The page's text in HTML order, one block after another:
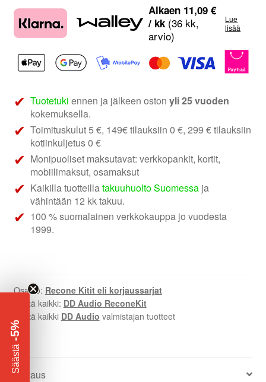
Redline
818f
D2
ReconeKit
määrä
Alkaen 11,09 €
/ kk(36 kk,
arvio)
Lue
lisää
Tuotetuki ennen ja jälkeen ostonyli 25 vuoden
kokemuksella.
Toimituskulut 5 €, 149€ tilauksiin 0 €, 299 € tilauksiin
kotiinkuljetus 0 €
Monipuoliset maksutavat: verkkopankit, kortit,
mobiilimaksut, osamaksut
Kaikilla tuotteillatakuuhuolto Suomessa ja
vähintään 12 kk takuu.
100 % suomalainen verkkokauppa jo vuodesta
1999.
Osasto: Recone Kitit eli korjaussarjat
Näytä kaikki: DD Audio ReconeKit
Näytä kaikki DD Audio valmistajan tuotteet
Kuvaus
Säästä
-5%